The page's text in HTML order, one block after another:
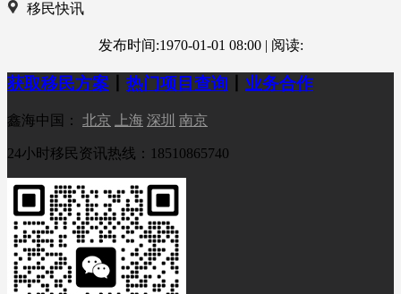
移民快讯
发布时间:1970-01-01 08:00 | 阅读:
获取移民方案 热门项目查询 业务合作
鑫海中国： 北京 上海 深圳 南京
24小时移民资讯热线：18510865740